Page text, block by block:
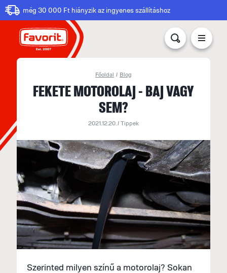
még 30 000 Ft hiányzik az ingyenes szállításhoz
Főoldal / Blog
FEKETE MOTOROLAJ - BAJ VAGY
SEM?
2021.12.20. / Tippek
Szerinted milyen színű a motorolaj? Sokan